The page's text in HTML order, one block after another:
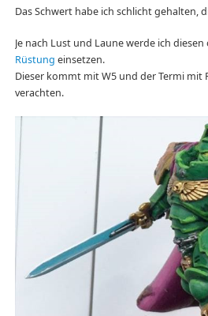
Das Schwert habe ich schlicht gehalten,
Je nach Lust und Laune werde ich
Rüstung einsetzen.
Dieser kommt mit W5 und der Termi mit
verachten.